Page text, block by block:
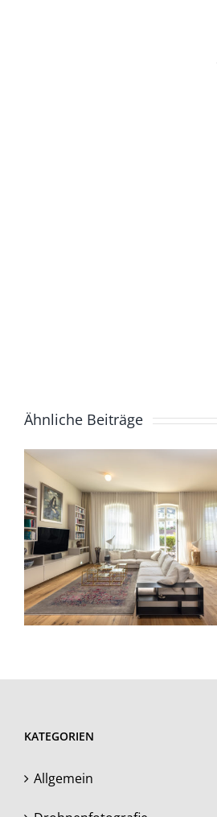
Ähnliche Beiträge
KATEGORIEN
Allgemein